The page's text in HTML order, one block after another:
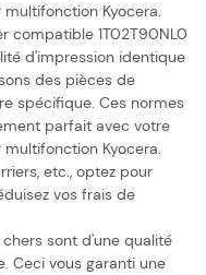
Kyocera.
compatible 1T02T90NL0
d'impression identique
des pièces de
spécifique. Ces normes
parfait avec votre
Kyocera.
etc., optez pour
vos frais de
sont d'une qualité
Ceci vous garanti une